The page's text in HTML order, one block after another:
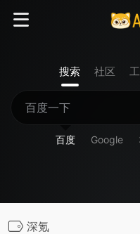
搜索 社区
百度 Google
深氪